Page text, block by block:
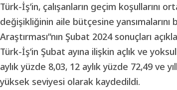
Türk-İş’in, çalışanların geçim
değişikliğinin aile bütçesine yansımalarını
Araştırması”nın Şubat 2024 sonuçları
Türk-İş’in Şubat ayına ilişkin açlık ve
aylık yüzde 8,03, 12 aylık yüzde 72,49 ve
yüksek seviyesi olarak kaydedildi.